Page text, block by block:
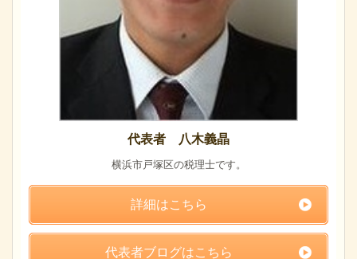
代表者 八木義晶
横浜市戸塚区の税理士です。
詳細はこちら
代表者ブログはこちら